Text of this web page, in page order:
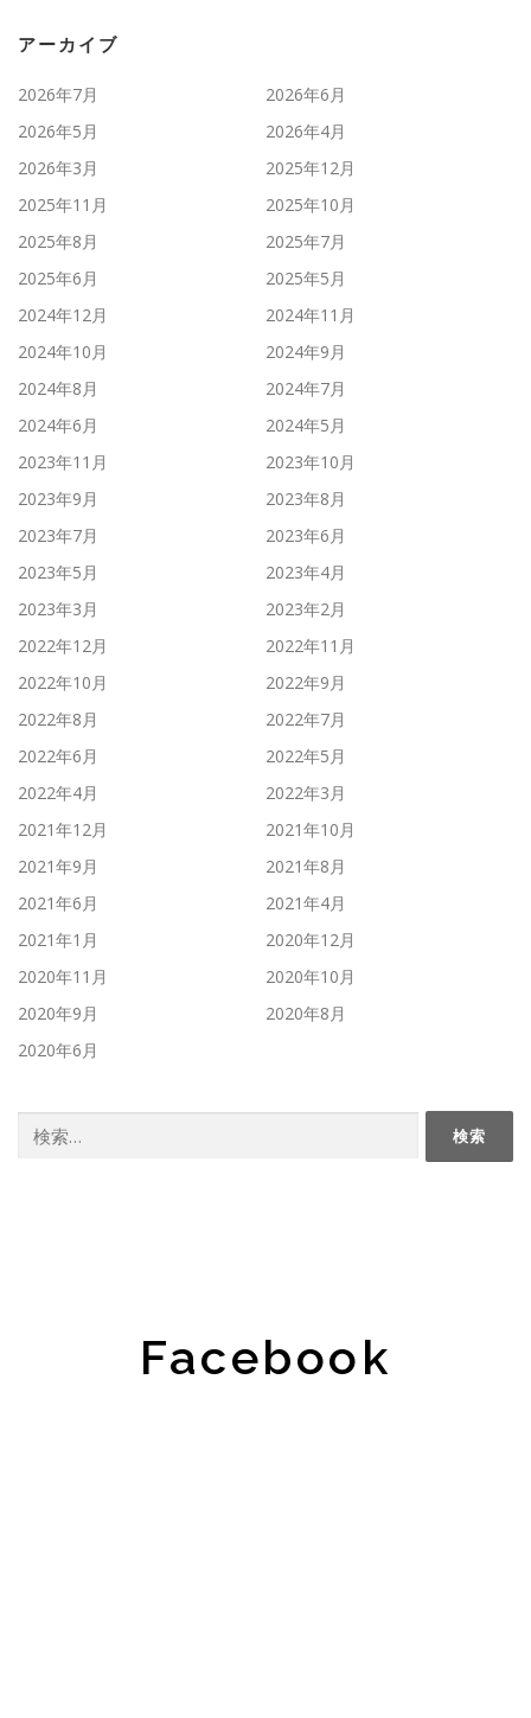
アーカイブ
2026年7月
2026年6月
2026年5月
2026年4月
2026年3月
2025年12月
2025年11月
2025年10月
2025年8月
2025年7月
2025年6月
2025年5月
2024年12月
2024年11月
2024年10月
2024年9月
2024年8月
2024年7月
2024年6月
2024年5月
2023年11月
2023年10月
2023年9月
2023年8月
2023年7月
2023年6月
2023年5月
2023年4月
2023年3月
2023年2月
2022年12月
2022年11月
2022年10月
2022年9月
2022年8月
2022年7月
2022年6月
2022年5月
2022年4月
2022年3月
2021年12月
2021年10月
2021年9月
2021年8月
2021年6月
2021年4月
2021年1月
2020年12月
2020年11月
2020年10月
2020年9月
2020年8月
2020年6月
索:
Facebook